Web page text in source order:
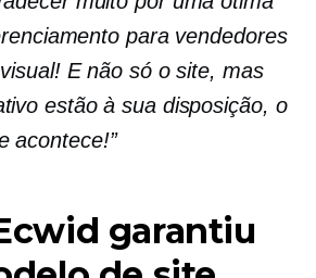
para vendedores
E não só o site, mas
estão à sua disposição, o
acontece!”
garantiu